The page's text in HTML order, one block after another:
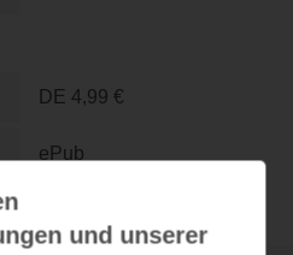
DE 4,99 €
ePub
und unserer